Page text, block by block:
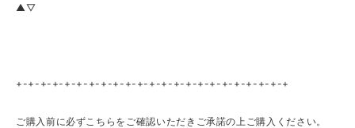
▲▽
+-+-+-+-+-+-+-+-+-+-+-+-+-+-+-+-+-+-+-+-+-+-+
ご購入前に必ずこちらをご確認いただきご承諾の上ご購入ください。